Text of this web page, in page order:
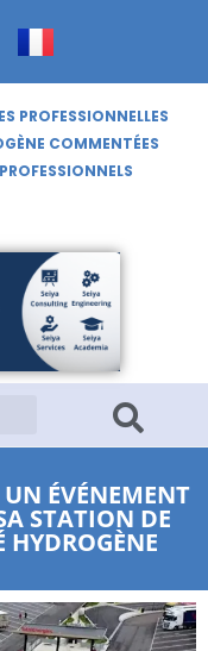
PROFESSIONNELLES
COMMENTÉES
ÉVÉNEMENT
STATION DE